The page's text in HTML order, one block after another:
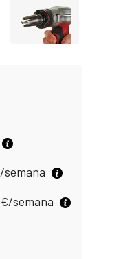
/semana
€/semana